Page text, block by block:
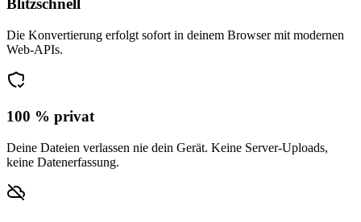
Blitzschnell
Die Konvertierung erfolgt sofort in deinem Browser mit modernen
Web-APIs.
100 % privat
Deine Dateien verlassen nie dein Gerät. Keine Server-Uploads,
keine Datenerfassung.